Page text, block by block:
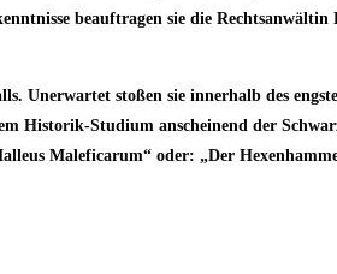
beauftragen sie die
Unerwartet stoßen sie innerhalb des
Historik-Studium anscheinend der
Maleficarum“ oder: „Der